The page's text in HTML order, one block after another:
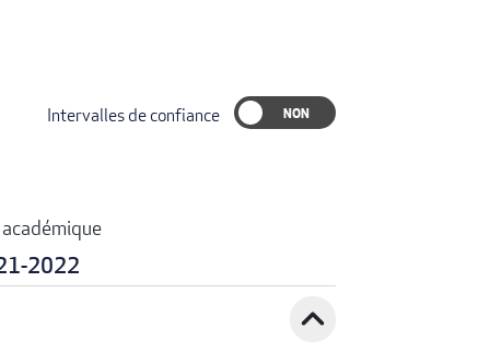
Intervalles de confiance
2022
expand_less